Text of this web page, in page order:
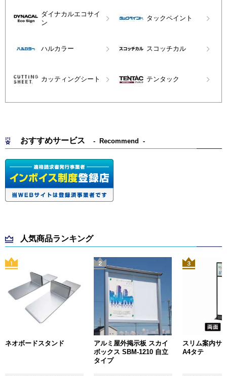
ダイナカルエコサイ
ン
タックペイント
ハルカラー スコッチカル
カッティングシート テンタック
おすすめサービス Recommend
人気商品ランキング
ネオボードスタンド
アルミ屋外掲示板 スカイ
ボックス SBM-1210 自立
タイプ
スリム案内サ
A4タテ